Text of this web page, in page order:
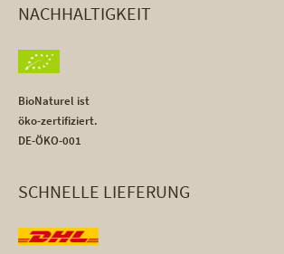
NACHHALTIGKEIT
BioNaturel ist
öko-zertifiziert.
DE-ÖKO-001
SCHNELLE LIEFERUNG